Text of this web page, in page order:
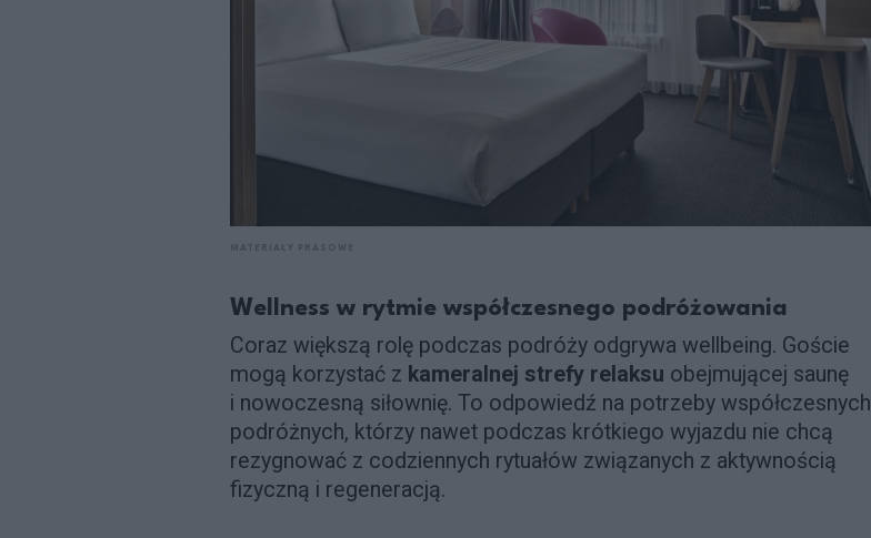
Wellness w rytmie współczesnego podróżowania
Coraz większą rolę podczas podróży odgrywa wellbeing. Goście
mogą korzystać z kameralnej strefy relaksu obejmującej saunę
i nowoczesną siłownię. To odpowiedź na potrzeby współczesnych
podróżnych, którzy nawet podczas krótkiego wyjazdu nie chcą
rezygnować z codziennych rytuałów związanych z aktywnością
fizyczną i regeneracją.